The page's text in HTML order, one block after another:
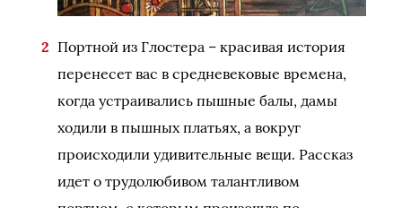
Портной из Глостера – красивая история
перенесет вас в средневековые времена,
когда устраивались пышные балы, дамы
ходили в пышных платьях, а вокруг
происходили удивительные вещи. Рассказ
идет о трудолюбивом талантливом